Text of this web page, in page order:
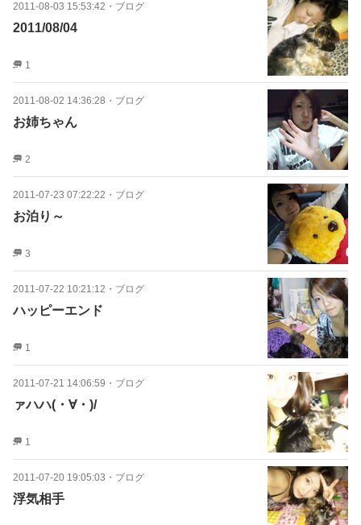
2011-08-03 15:53:42 ・ ブログ
2011/08/04
1
2011-08-02 14:36:28 ・ ブログ
お姉ちゃん
2
2011-07-23 07:22:22 ・ ブログ
お泊り～
3
2011-07-22 10:21:12 ・ ブログ
ハッピーエンド
1
2011-07-21 14:06:59 ・ ブログ
ァハハ(・∀・)/
1
2011-07-20 19:05:03 ・ ブログ
浮気相手